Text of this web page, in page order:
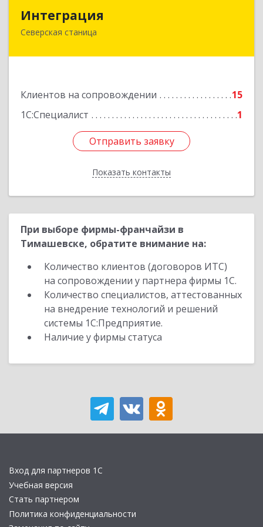
Интеграция
Северская станица
Клиентов на сопровождении
15
1С:Специалист
1
Отправить заявку
Показать контакты
353240, Краснодарский край, Северская ст-ца,
Отправить заявку
Назад
При выборе фирмы-франчайзи в
Тимашевске, обратите внимание на:
Количество клиентов (договоров ИТС)
на сопровождении у партнера фирмы 1С.
Количество специалистов, аттестованных
на внедрение технологий и решений
системы 1С:Предприятие.
Наличие у фирмы статуса
Вход для партнеров 1С
Учебная версия
Стать партнером
Политика конфиденциальности